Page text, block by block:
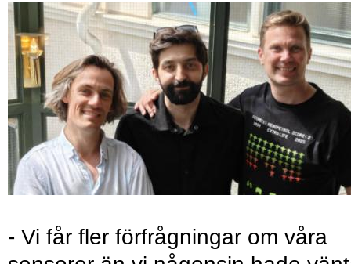
- Vi får fler förfrågningar om våra